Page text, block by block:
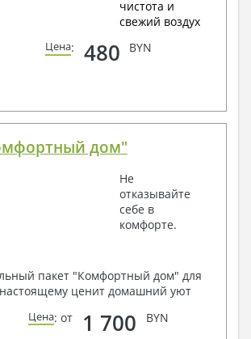
чистота и
свежий воздух
Цена: 480 BYN
дом"
Не
отказывайте
себе в
комфорте.
пакет "Комфортный дом" для
настоящему ценит домашний уют
Цена: от 1 700 BYN